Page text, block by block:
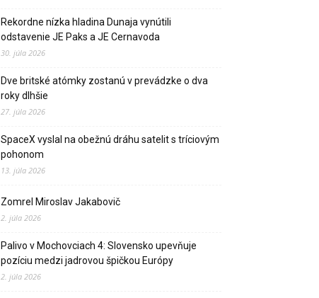
Rekordne nízka hladina Dunaja vynútili
odstavenie JE Paks a JE Cernavoda
30. júla 2026
Dve britské atómky zostanú v prevádzke o dva
roky dlhšie
27. júla 2026
SpaceX vyslal na obežnú dráhu satelit s tríciovým
pohonom
13. júla 2026
Zomrel Miroslav Jakabovič
2. júla 2026
Palivo v Mochovciach 4: Slovensko upevňuje
pozíciu medzi jadrovou špičkou Európy
2. júla 2026